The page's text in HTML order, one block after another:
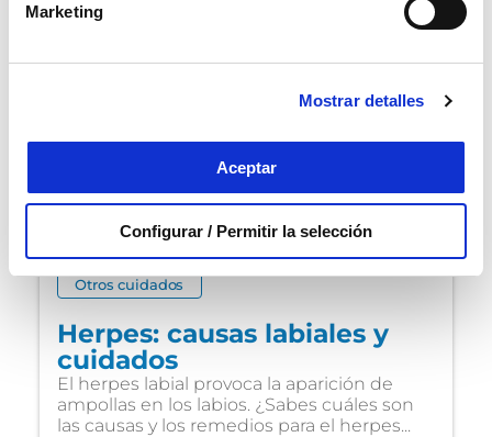
Marketing
Mostrar detalles
Aceptar
Configurar / Permitir la selección
Otros cuidados
Herpes: causas labiales y
cuidados
El herpes labial provoca la aparición de
ampollas en los labios. ¿Sabes cuáles son
las causas y los remedios para el herpes...